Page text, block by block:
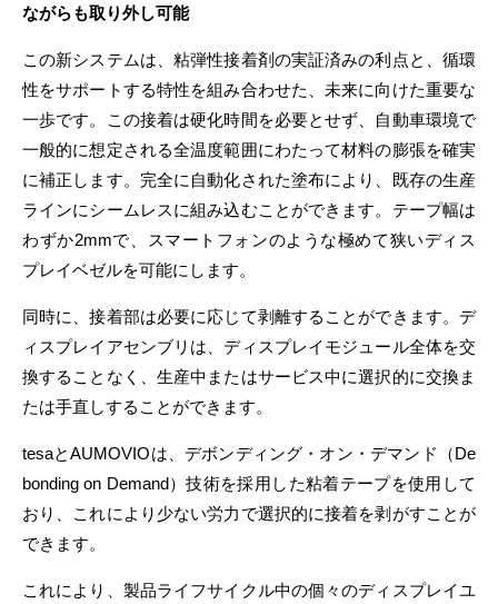
ながらも取り外し可能
この新システムは、粘弾性接着剤の実証済みの利点と、循環
性をサポートする特性を組み合わせた、未来に向けた重要な
一歩です。この接着は硬化時間を必要とせず、自動車環境で
一般的に想定される全温度範囲にわたって材料の膨張を確実
に補正します。完全に自動化された塗布により、既存の生産
ラインにシームレスに組み込むことができます。テープ幅は
わずか2mmで、スマートフォンのような極めて狭いディス
プレイベゼルを可能にします。
同時に、接着部は必要に応じて剥離することができます。デ
ィスプレイアセンブリは、ディスプレイモジュール全体を交
換することなく、生産中またはサービス中に選択的に交換ま
たは手直しすることができます。
tesaとAUMOVIOは、デボンディング・オン・デマンド（De
bonding on Demand）技術を採用した粘着テープを使用して
おり、これにより少ない労力で選択的に接着を剥がすことが
できます。
これにより、製品ライフサイクル中の個々のディスプレイユ